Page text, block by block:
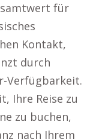
für
Kontakt,
durch
Verfügbarkeit.
Ihre Reise zu
zu buchen,
nach Ihrem